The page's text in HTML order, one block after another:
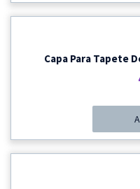
Capa Para Tapete